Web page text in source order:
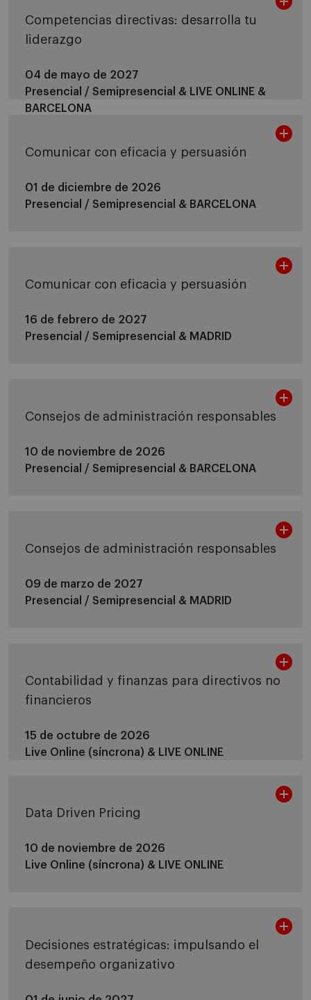
Competencias directivas: desarrolla tu
liderazgo
04 de mayo de 2027
Presencial / Semipresencial & LIVE ONLINE &
BARCELONA
Comunicar con eficacia y persuasión
01 de diciembre de 2026
Presencial / Semipresencial & BARCELONA
Comunicar con eficacia y persuasión
16 de febrero de 2027
Presencial / Semipresencial & MADRID
Consejos de administración responsables
10 de noviembre de 2026
Presencial / Semipresencial & BARCELONA
Consejos de administración responsables
09 de marzo de 2027
Presencial / Semipresencial & MADRID
Contabilidad y finanzas para directivos no
financieros
15 de octubre de 2026
Live Online (síncrona) & LIVE ONLINE
Data Driven Pricing
10 de noviembre de 2026
Live Online (síncrona) & LIVE ONLINE
Decisiones estratégicas: impulsando el
desempeño organizativo